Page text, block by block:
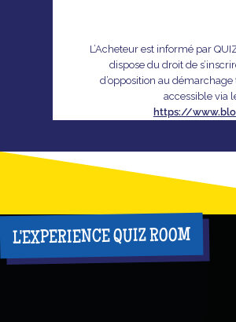
L’Acheteur est informé par
dispose du droit de
d’opposition au
accessible via
https://
L'EXPERIENCE QUIZ ROOM